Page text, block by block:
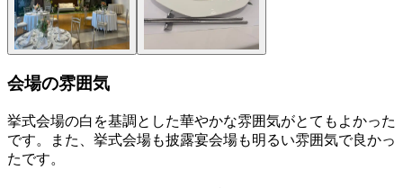
会場の雰囲気
挙式会場の白を基調とした華やかな雰囲気がとてもよかった
です。また、挙式会場も披露宴会場も明るい雰囲気で良かっ
たです。